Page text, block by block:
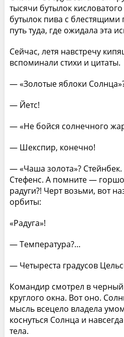
тысячи бутылок
бутылок пива с
путь туда, где ожидала эта
Сейчас, летя навстречу
вспоминали стихи и цитаты.
— «Золотые яблоки
— Йетс!
— «Не бойся солнечного
— Шекспир, конечно!
— «Чаша золота»?
Стефенс. А помните —
радуги?! Черт возьми, вот
орбиты:
«Радуга»!
— Температура?…
— Четыреста градусов
Командир смотрел в
круглого окна. Вот оно.
мысль всецело владела
коснуться Солнца и
тела.